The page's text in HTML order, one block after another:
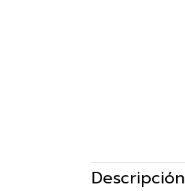
Descripción